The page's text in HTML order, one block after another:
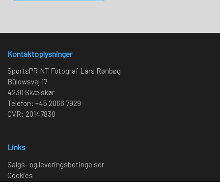
Kontaktoplysninger
SportsPRINT Fotograf Lars Rønbøg
Bülowsvej 17
4230 Skælskør
Telefon: +45 2066 7929
CVR: 20147830
Links
Salgs- og leveringsbetingelser
Cookies